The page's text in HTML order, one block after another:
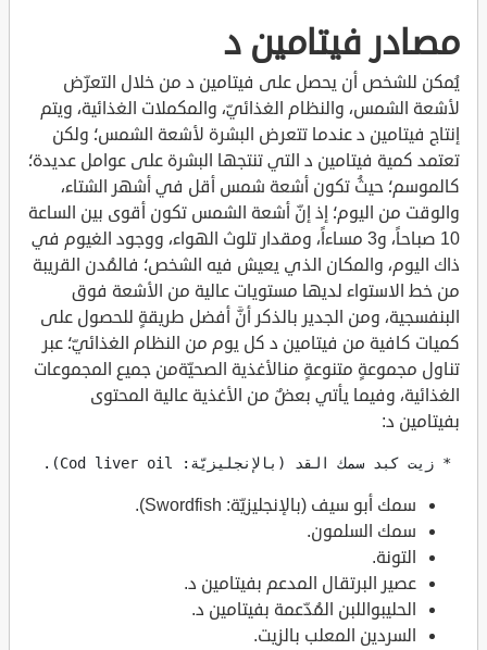
مصادر فيتامين د
يُمكن للشخص أن يحصل على فيتامين د من خلال التعرّض
لأشعة الشمس، والنظام الغذائيّ، والمكملات الغذائية، ويتم
إنتاج فيتامين د عندما تتعرض البشرة لأشعة الشمس؛ ولكن
تعتمد كمية فيتامين د التي تنتجها البشرة على عوامل عديدة؛
كالموسم؛ حيثُ تكون أشعة شمس أقل في أشهر الشتاء،
والوقت من اليوم؛ إذ إنّ أشعة الشمس تكون أقوى بين الساعة
10 صباحاً، و3 مساءاً، ومقدار تلوث الهواء، ووجود الغيوم في
ذاك اليوم، والمكان الذي يعيش فيه الشخص؛ فالمُدن القريبة
من خط الاستواء لديها مستويات عالية من الأشعة فوق
البنفسجية، ومن الجدير بالذكر أنَّ أفضل طريقةٍ للحصول على
كميات كافية من فيتامين د كل يوم من النظام الغذائيّ؛ عبر
تناول مجموعةٍ متنوعةٍ منالأغذية الصحيّةمن جميع المجموعات
الغذائية، وفيما يأتي بعضٌ من الأغذية عالية المحتوى
بفيتامين د:
* زيت كبد سمك القد (بالإنجليزيّة: Cod liver oil).
سمك أبو سيف (بالإنجليزيّة: Swordfish).
سمك السلمون.
التونة.
عصير البرتقال المدعم بفيتامين د.
الحليبواللبن المُدّعمة بفيتامين د.
السردين المعلب بالزيت.